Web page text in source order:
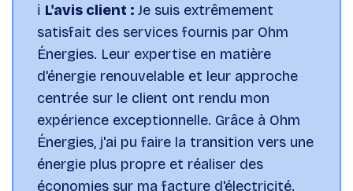
ℹ️ L'avis client : Je suis extrêmement
satisfait des services fournis par Ohm
Énergies. Leur expertise en matière
d'énergie renouvelable et leur approche
centrée sur le client ont rendu mon
expérience exceptionnelle. Grâce à Ohm
Énergies, j'ai pu faire la transition vers une
énergie plus propre et réaliser des
économies sur ma facture d'électricité.